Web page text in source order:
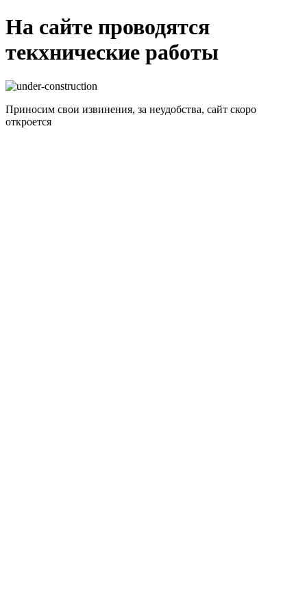
На сайте проводятся
текхнические работы
Приносим свои извинения, за неудобства, сайт скоро
откроется